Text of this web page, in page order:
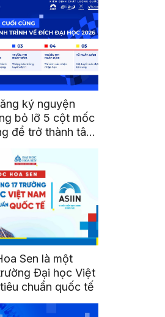
ký nguyện
bỏ lỡ 5 cột mốc
để trở thành tân
Sen là một
Đại học Việt
chuẩn quốc tế